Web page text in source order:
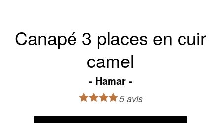
Canapé 3 places en cuir
camel
Hamar
5 avis